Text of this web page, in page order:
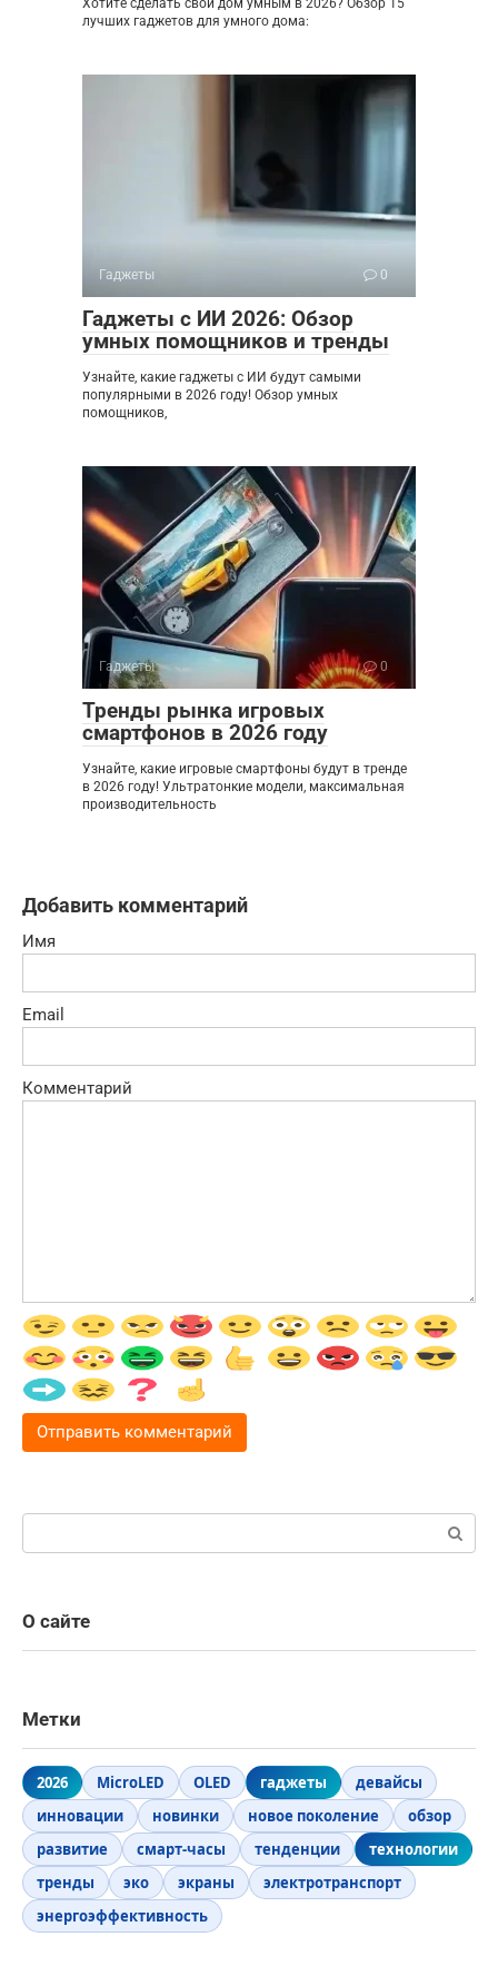
Хотите сделать свой дом умным в 2026? Обзор 15
лучших гаджетов для умного дома:
Гаджеты 0
Гаджеты с ИИ 2026: Обзор
умных помощников и тренды
Узнайте, какие гаджеты с ИИ будут самыми
популярными в 2026 году! Обзор умных
помощников,
Гаджеты 0
Тренды рынка игровых
смартфонов в 2026 году
Узнайте, какие игровые смартфоны будут в тренде
в 2026 году! Ультратонкие модели, максимальная
производительность
Добавить комментарий
Имя
Email
Комментарий
О сайте
Метки
2026 MicroLED OLED гаджеты
девайсы
инновации
новинки новое поколение
обзор
развитие
смарт-часы тенденции
технологии
тренды
эко экраны
электротранспорт
энергоэффективность